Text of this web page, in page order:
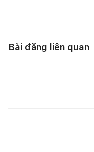
Bài đăng liên quan